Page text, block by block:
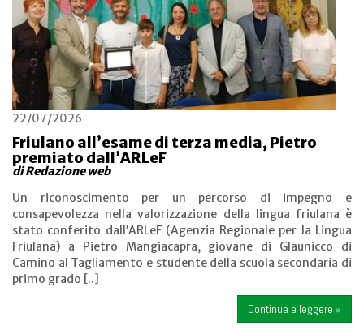
22/07/2026
Friulano all’esame di terza media, Pietro
premiato dall’ARLeF
di Redazione web
Un riconoscimento per un percorso di impegno e
consapevolezza nella valorizzazione della lingua friulana è
stato conferito dall’ARLeF (Agenzia Regionale per la Lingua
Friulana) a Pietro Mangiacapra, giovane di Glaunicco di
Camino al Tagliamento e studente della scuola secondaria di
primo grado [..]
Continua a leggere »